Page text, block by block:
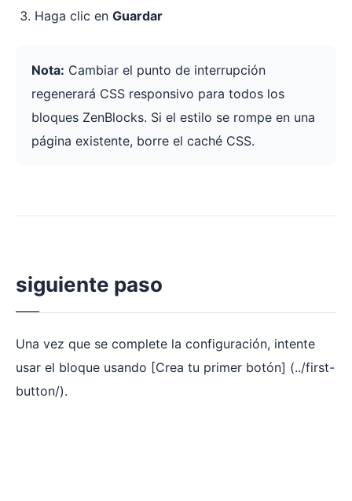
Haga clic en Guardar
Nota: Cambiar el punto de interrupción
regenerará CSS responsivo para todos los
bloques ZenBlocks. Si el estilo se rompe en una
página existente, borre el caché CSS.
siguiente paso
Una vez que se complete la configuración, intente
usar el bloque usando [Crea tu primer botón] (../first-
button/).